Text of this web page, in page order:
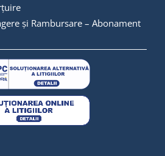
și Rambursare – Abonament